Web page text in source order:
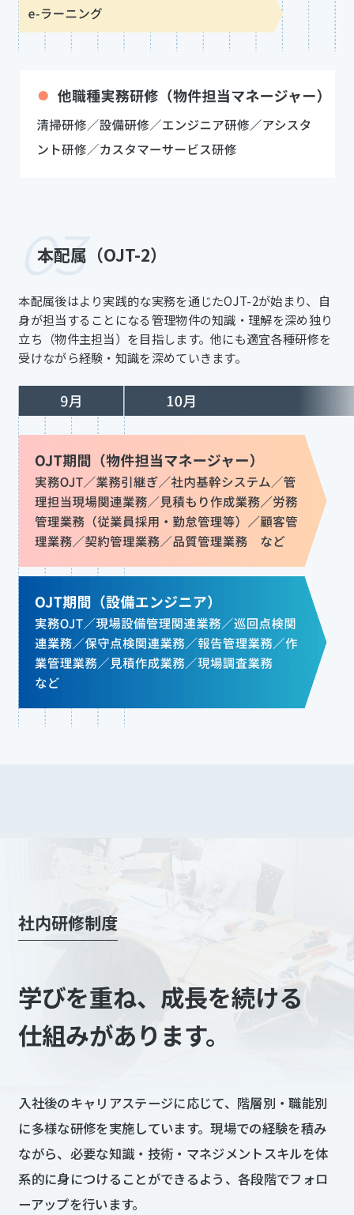
03
本配属（OJT-2）​
本配属後はより実践的な実務を通じたOJT-2が始まり、自
身が担当することになる管理物件の知識・理解を深め独り
立ち（物件主担当）を目指します。他にも適宜各種研修を
受けながら経験・知識を深めていきます。
社内研修制度​
学びを重ね、成長を続ける
仕組みがあります。​
入社後のキャリアステージに応じて、階層別・職能別
に多様な研修を実施しています。​現場での経験を積み
ながら、必要な知識・技術・マネジメントスキルを体
系的に身につけることができるよう、各段階でフォロ
ーアップを行います。​